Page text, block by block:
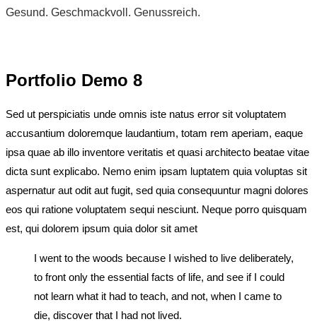
Gesund. Geschmackvoll. Genussreich.
Portfolio Demo 8
Sed ut perspiciatis unde omnis iste natus error sit voluptatem
accusantium doloremque laudantium, totam rem aperiam, eaque
ipsa quae ab illo inventore veritatis et quasi architecto beatae vitae
dicta sunt explicabo. Nemo enim ipsam luptatem quia voluptas sit
aspernatur aut odit aut fugit, sed quia consequuntur magni dolores
eos qui ratione voluptatem sequi nesciunt. Neque porro quisquam
est, qui dolorem ipsum quia dolor sit amet
I went to the woods because I wished to live deliberately,
to front only the essential facts of life, and see if I could
not learn what it had to teach, and not, when I came to
die, discover that I had not lived.